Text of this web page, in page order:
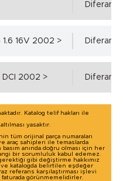
1.6 16V 2002 >
DCI 2002 >
Katalog telif hakları ile
yasaktır.
tüm orijinal parça numaraları
araç sahipleri ile temaslarda
anında doğru olması için her
bir sorumluluk kabul edemez.
gibi değiştirme hakkımız
ve katalogda belirtilen eşdeğer
referans karşılaştırması işlevi
görünmemelidirler.